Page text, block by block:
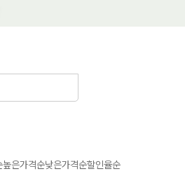
높은가격순낮은가격순할인율순